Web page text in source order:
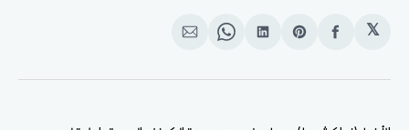
𝕏
انشر
الفيسبوك
Share
Pinterest
انشر
لينكد
Share
WhatsApp
انشر
الإيميل